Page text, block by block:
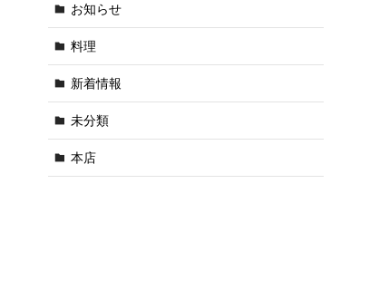
お知らせ
料理
新着情報
未分類
本店